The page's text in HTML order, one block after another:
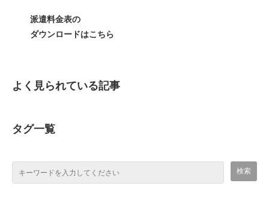
派遣料金表の
ダウンロードはこちら
よく見られている記事
タグ一覧